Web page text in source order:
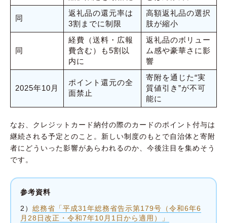
同
返礼品の還元率は
3割までに制限
高額返礼品の選択
肢が縮小
同
経費（送料・広報
費含む）も5割以
内に
返礼品のボリュー
ム感や豪華さに影
響
2025年10月
ポイント還元の全
面禁止
寄附を通じた“実
質値引き”が不可
能に
なお、クレジットカード納付の際のカードのポイント付与は
継続される予定とのこと。新しい制度のもとで自治体と寄附
者にどういった影響があらわれるのか、今後注目を集めそう
です。
参考資料
2） 総務省「平成31年総務省告示第179号（令和6年6
月28日改正・令和7年10月1日から適用）」